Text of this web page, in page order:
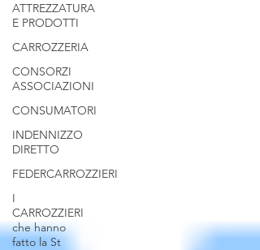
ATTREZZATURA
E PRODOTTI
CARROZZERIA
CONSORZI
ASSOCIAZIONI
CONSUMATORI
INDENNIZZO
DIRETTO
FEDERCARROZZIERI
I
CARROZZIERI
che hanno
fatto la St